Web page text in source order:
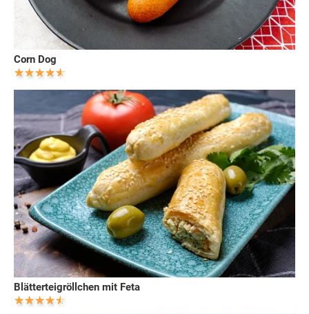
Corn Dog
Blätterteigröllchen mit Feta